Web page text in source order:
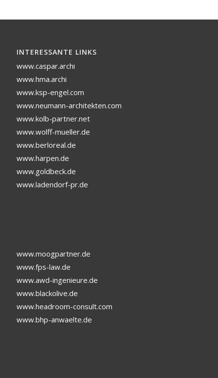
INTERESSANTE LINKS
www.caspar.archi
www.hma.archi
www.ksp-engel.com
www.neumann-architekten.com
www.kolb-partner.net
www.wolff-mueller.de
www.berloreal.de
www.harpen.de
www.goldbeck.de
www.ladendorf-pr.de
www.moogpartner.de
www.fps-law.de
www.awd-ingenieure.de
www.blackolive.de
www.headroom-consult.com
www.bhp-anwaelte.de